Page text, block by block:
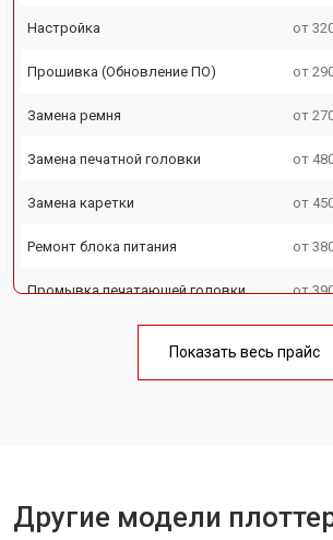
Настройка от
Прошивка (Обновление ПО) от
Замена ремня от
Замена печатной головки от
Замена каретки от
Ремонт блока питания от
Промывка печатающей головки от
Показать весь прайс
Другие модели